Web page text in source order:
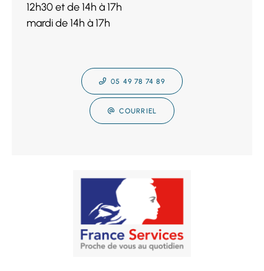
12h30 et de 14h à 17h
mardi de 14h à 17h
05 49 78 74 89
COURRIEL